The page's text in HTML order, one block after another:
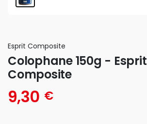
Esprit Composite
Colophane 150g - Esprit
Composite
9,30 €